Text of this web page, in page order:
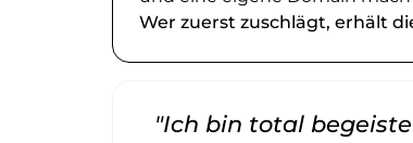
Wer zuerst zuschlägt, erhält
"Ich bin total